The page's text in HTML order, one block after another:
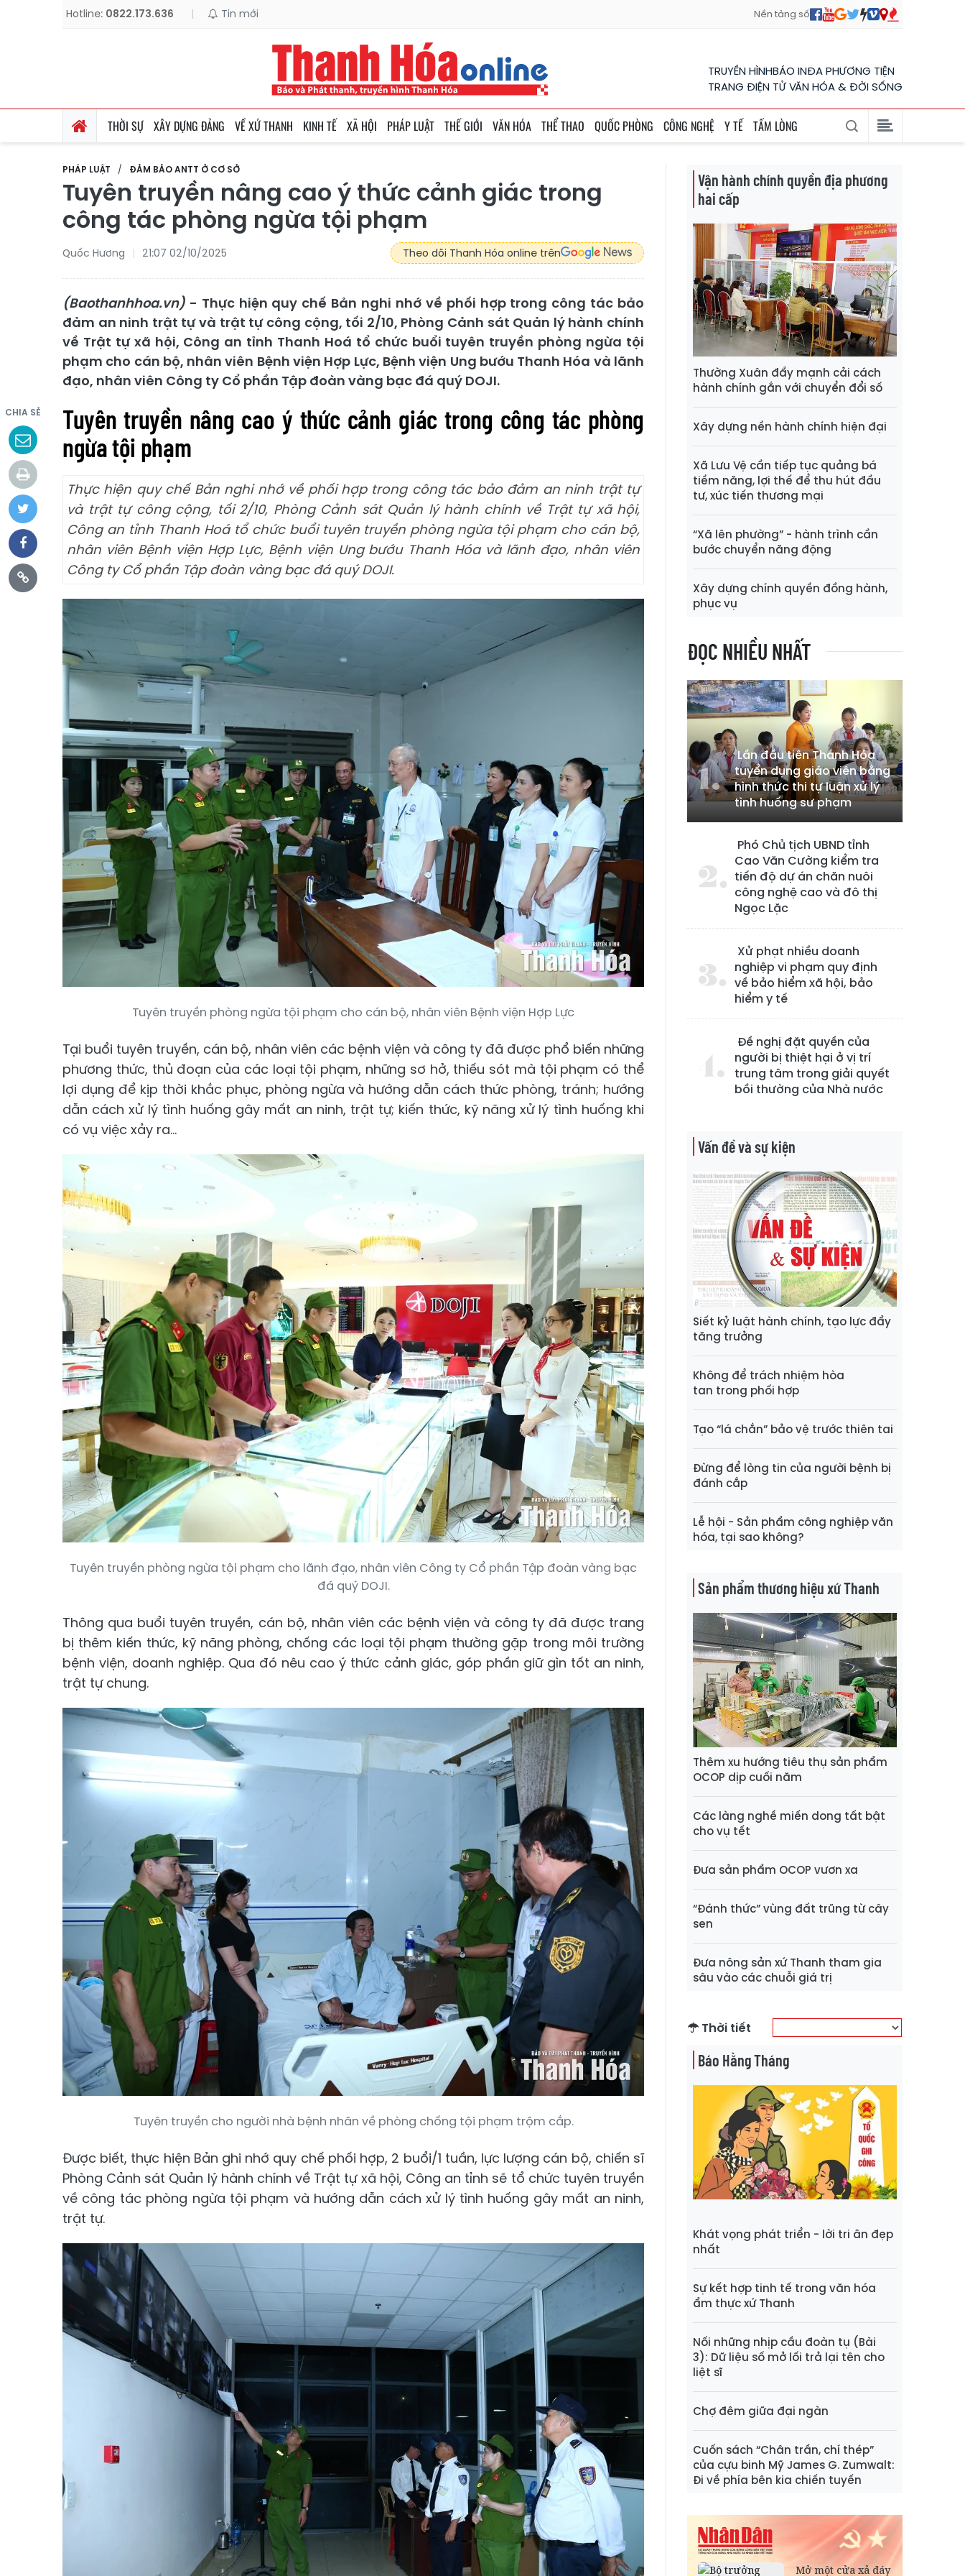
Hotline: 0822.173.636 | Tin mới Nền tảng số
TRUYỀN HÌNHBÁO INĐA PHƯƠNG TIỆN
TRANG ĐIỆN TỬ VĂN HÓA & ĐỜI SỐNG
THỜI SỰ XÂY DỰNG ĐẢNG VỀ XỨ THANH KINH TẾ XÃ HỘI PHÁP LUẬT THẾ GIỚI VĂN HÓA THỂ THAO QUỐC PHÒNG CÔNG NGHỆ Y TẾ TẤM LÒNG
PHÁP LUẬT ĐẢM BẢO ANTT Ở CƠ SỞ
Tuyên truyền nâng cao ý thức cảnh giác trong
công tác phòng ngừa tội phạm
Quốc Hương 21:07 02/10/2025 Theo dõi Thanh Hóa online trên
(Baothanhhoa.vn) - Thực hiện quy chế Bản nghi nhớ về phối hợp trong công tác bảo
đảm an ninh trật tự và trật tự công cộng, tối 2/10, Phòng Cảnh sát Quản lý hành chính
về Trật tự xã hội, Công an tỉnh Thanh Hoá tổ chức buổi tuyên truyền phòng ngừa tội
phạm cho cán bộ, nhân viên Bệnh viện Hợp Lực, Bệnh viện Ung bướu Thanh Hóa và lãnh
đạo, nhân viên Công ty Cổ phần Tập đoàn vàng bạc đá quý DOJI.
CHIA SẺ
Tuyên truyền nâng cao ý thức cảnh giác trong công tác phòng
ngừa tội phạm
Thực hiện quy chế Bản nghi nhớ về phối hợp trong công tác bảo đảm an ninh trật tự
và trật tự công cộng, tối 2/10, Phòng Cảnh sát Quản lý hành chính về Trật tự xã hội,
Công an tỉnh Thanh Hoá tổ chức buổi tuyên truyền phòng ngừa tội phạm cho cán bộ,
nhân viên Bệnh viện Hợp Lực, Bệnh viện Ung bướu Thanh Hóa và lãnh đạo, nhân viên
Công ty Cổ phần Tập đoàn vàng bạc đá quý DOJI.
Tuyên truyền phòng ngừa tội phạm cho cán bộ, nhân viên Bệnh viện Hợp Lực
Tại buổi tuyên truyền, cán bộ, nhân viên các bệnh viện và công ty đã được phổ biến những
phương thức, thủ đoạn của các loại tội phạm, những sơ hở, thiếu sót mà tội phạm có thể
lợi dụng để kịp thời khắc phục, phòng ngừa và hướng dẫn cách thức phòng, tránh; hướng
dẫn cách xử lý tình huống gây mất an ninh, trật tự; kiến thức, kỹ năng xử lý tình huống khi
có vụ việc xảy ra...
Tuyên truyền phòng ngừa tội phạm cho lãnh đạo, nhân viên Công ty Cổ phần Tập đoàn vàng bạc
đá quý DOJI.
Thông qua buổi tuyên truyền, cán bộ, nhân viên các bệnh viện và công ty đã được trang
bị thêm kiến thức, kỹ năng phòng, chống các loại tội phạm thường gặp trong môi trường
bệnh viện, doanh nghiệp. Qua đó nêu cao ý thức cảnh giác, góp phần giữ gìn tốt an ninh,
trật tự chung.
Tuyên truyền cho người nhà bệnh nhân về phòng chống tội phạm trộm cắp.
Được biết, thực hiện Bản ghi nhớ quy chế phối hợp, 2 buổi/1 tuần, lực lượng cán bộ, chiến sĩ
Phòng Cảnh sát Quản lý hành chính về Trật tự xã hội, Công an tỉnh sẽ tổ chức tuyên truyền
về công tác phòng ngừa tội phạm và hướng dẫn cách xử lý tình huống gây mất an ninh,
trật tự.
Vận hành chính quyền địa phương
hai cấp
Thường Xuân đẩy mạnh cải cách
hành chính gắn với chuyển đổi số
Xây dựng nền hành chính hiện đại
Xã Lưu Vệ cần tiếp tục quảng bá
tiềm năng, lợi thế để thu hút đầu
tư, xúc tiến thương mại
“Xã lên phường” - hành trình cần
bước chuyển năng động
Xây dựng chính quyền đồng hành,
phục vụ
ĐỌC NHIỀU NHẤT
Lần đầu tiên Thanh Hóa
tuyển dụng giáo viên bằng
hình thức thi tự luận xử lý
tình huống sư phạm
Phó Chủ tịch UBND tỉnh
Cao Văn Cường kiểm tra
tiến độ dự án chăn nuôi
công nghệ cao và đô thị
Ngọc Lặc
Xử phạt nhiều doanh
nghiệp vi phạm quy định
về bảo hiểm xã hội, bảo
hiểm y tế
Đề nghị đặt quyền của
người bị thiệt hại ở vị trí
trung tâm trong giải quyết
bồi thường của Nhà nước
Vấn đề và sự kiện
Siết kỷ luật hành chính, tạo lực đẩy
tăng trưởng
Không để trách nhiệm hòa
tan trong phối hợp
Tạo “lá chắn” bảo vệ trước thiên tai
Đừng để lòng tin của người bệnh bị
đánh cắp
Lễ hội - Sản phẩm công nghiệp văn
hóa, tại sao không?
Sản phẩm thương hiệu xứ Thanh
Thêm xu hướng tiêu thụ sản phẩm
OCOP dịp cuối năm
Các làng nghề miến dong tất bật
cho vụ tết
Đưa sản phẩm OCOP vươn xa
“Đánh thức” vùng đất trũng từ cây
sen
Đưa nông sản xứ Thanh tham gia
sâu vào các chuỗi giá trị
Thời tiết
Báo Hằng Tháng
Khát vọng phát triển - lời tri ân đẹp
nhất
Sự kết hợp tinh tế trong văn hóa
ẩm thực xứ Thanh
Nối những nhịp cầu đoàn tụ (Bài
3): Dữ liệu số mở lối trả lại tên cho
liệt sĩ
Chợ đêm giữa đại ngàn
Cuốn sách “Chân trần, chí thép”
của cựu binh Mỹ James G. Zumwalt:
Đi về phía bên kia chiến tuyến